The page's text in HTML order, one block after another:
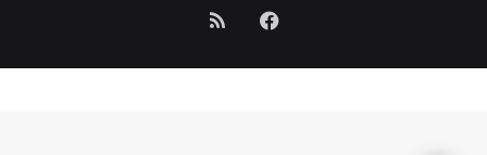
فيسبوكملخص
الموقع